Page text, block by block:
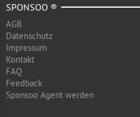
SPONSOO ®
AGB
Datenschutz
Impressum
Kontakt
FAQ
Feedback
Sponsoo Agent werden